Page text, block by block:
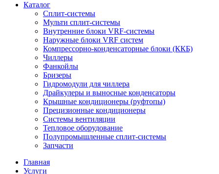
Каталог
Сплит-системы
Мульти сплит-системы
Внутренние блоки VRF-cистемы
Наружные блоки VRF cистем
Компрессорно-конденсаторные блоки (ККБ)
Чиллеры
Фанкойлы
Бризеры
Гидромодули для чиллера
Драйкулеры и выносные конденсаторы
Крышные кондиционеры (руфтопы)
Прецизионные кондиционеры
Системы вентиляции
Тепловое оборудование
Полупромышленные сплит-системы
Запчасти
Главная
Услуги